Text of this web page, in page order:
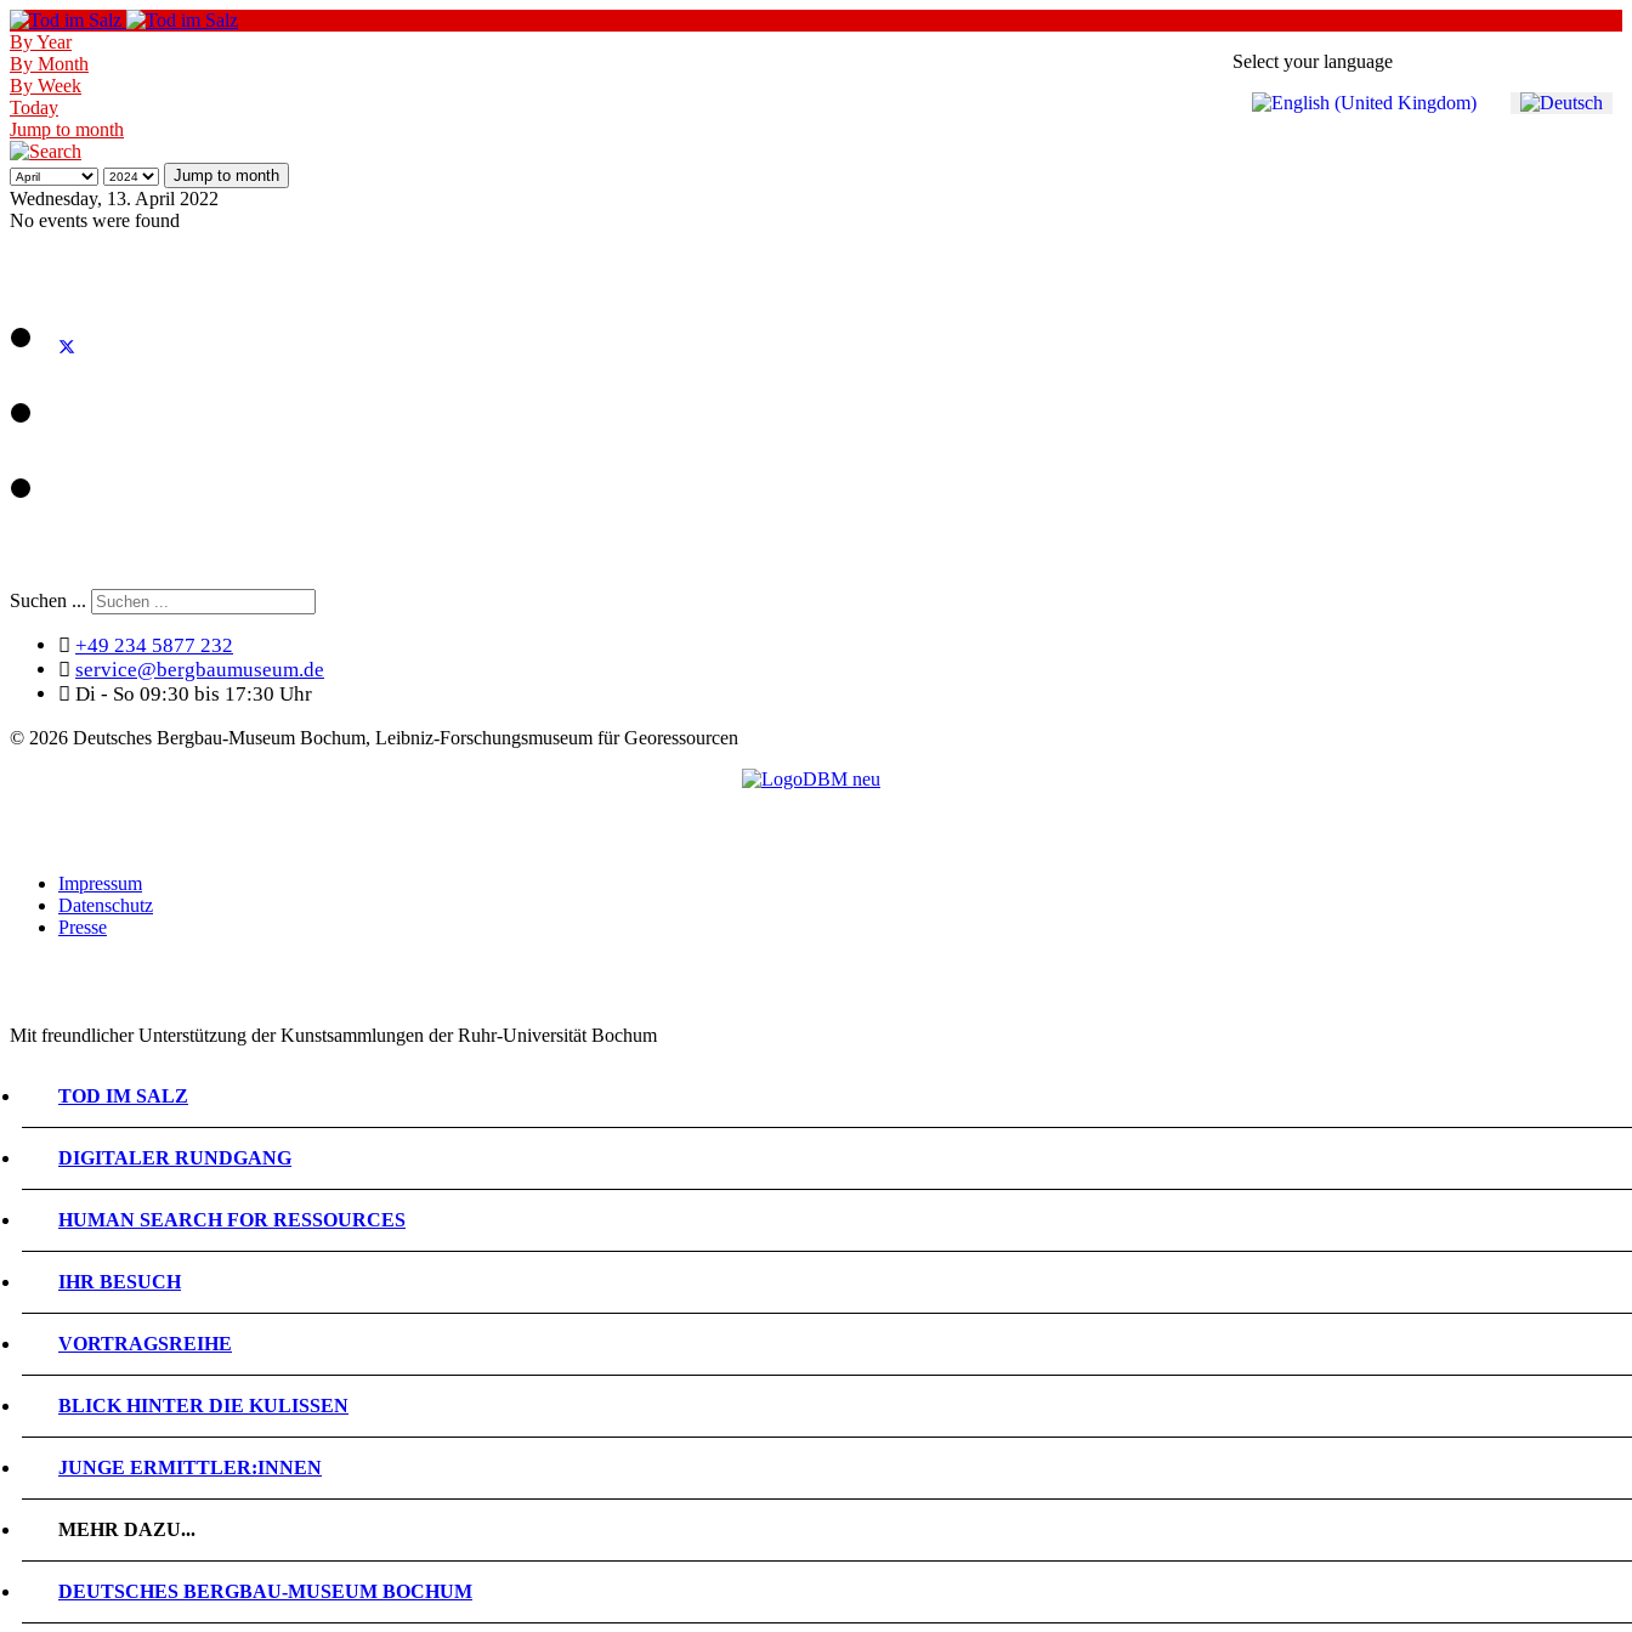
Select your language
By Year
By Month
By Week
Today
Jump to month
Jump to month
Wednesday, 13. April 2022
No events were found
Suchen ...
+49 234 5877 232
service@bergbaumuseum.de
Di - So 09:30 bis 17:30 Uhr
© 2026 Deutsches Bergbau-Museum Bochum, Leibniz-Forschungsmuseum für Georessourcen
Impressum
Datenschutz
Presse
Mit freundlicher Unterstützung der Kunstsammlungen der Ruhr-Universität Bochum
TOD IM SALZ
DIGITALER RUNDGANG
HUMAN SEARCH FOR RESSOURCES
IHR BESUCH
VORTRAGSREIHE
BLICK HINTER DIE KULISSEN
JUNGE ERMITTLER:INNEN
MEHR DAZU...
DEUTSCHES BERGBAU-MUSEUM BOCHUM